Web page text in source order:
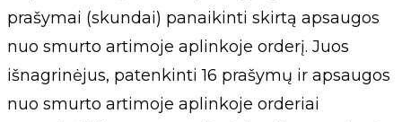
prašymai (skundai) panaikinti skirtą apsaugos
nuo smurto artimoje aplinkoje orderį. Juos
išnagrinėjus, patenkinti 16 prašymų ir apsaugos
nuo smurto artimoje aplinkoje orderiai